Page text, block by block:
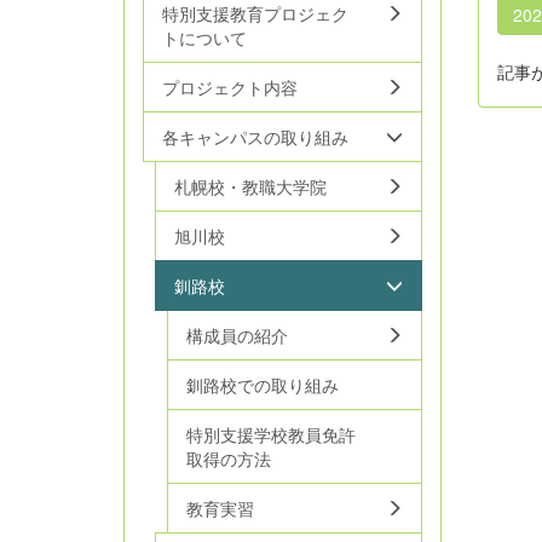
記事
特別支援教育プロジェク
トについて
プロジェクト内容
各キャンパスの取り組み
札幌校・教職大学院
旭川校
釧路校
構成員の紹介
釧路校での取り組み
特別支援学校教員免許
取得の方法
教育実習